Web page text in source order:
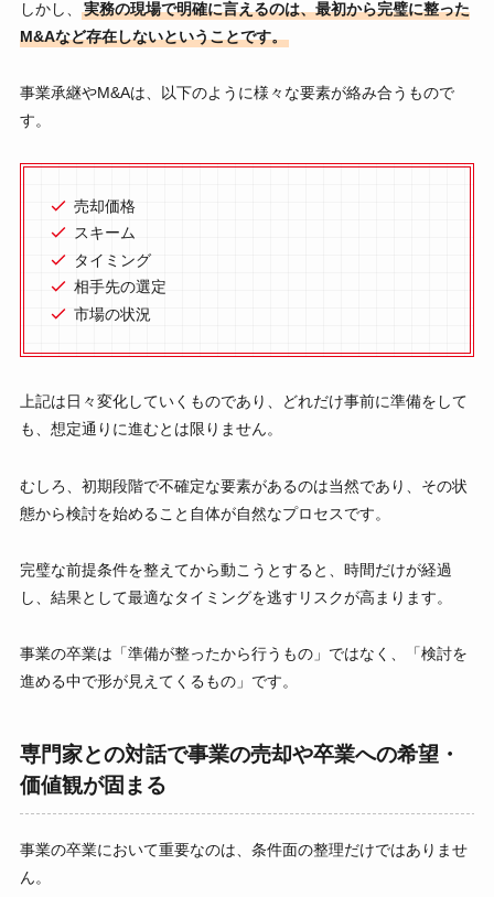
しかし、
実務の現場で明確に言えるのは、最初から完璧に整った
M&Aなど存在しないということです。
事業承継やM&Aは、以下のように様々な要素が絡み合うもので
す。
売却価格
スキーム
タイミング
相手先の選定
市場の状況
上記は日々変化していくものであり、どれだけ事前に準備をして
も、想定通りに進むとは限りません。
むしろ、初期段階で不確定な要素があるのは当然であり、その状
態から検討を始めること自体が自然なプロセスです。
完璧な前提条件を整えてから動こうとすると、時間だけが経過
し、結果として最適なタイミングを逃すリスクが高まります。
事業の卒業は「準備が整ったから行うもの」ではなく、「検討を
進める中で形が見えてくるもの」です。
専門家との対話で事業の売却や卒業への希望・
価値観が固まる
事業の卒業において重要なのは、条件面の整理だけではありませ
ん。